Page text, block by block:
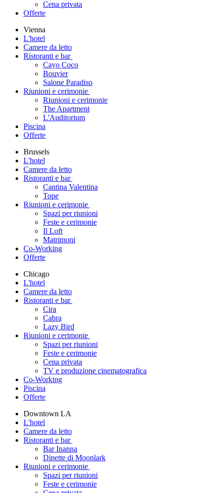
Cena privata
Offerte
Vienna
L'hotel
Camere da letto
Ristoranti e bar
Cayo Coco
Bouvier
Salone Paradiso
Riunioni e cerimonie
Riunioni e cerimonie
The Apartment
L'Auditorium
Piscina
Offerte
Brussels
L'hotel
Camere da letto
Ristoranti e bar
Cantina Valentina
Tope
Riunioni e cerimonie
Spazi per riunioni
Feste e cerimonie
Il Loft
Matrimoni
Co-Working
Offerte
Chicago
L'hotel
Camere da letto
Ristoranti e bar
Cira
Cabra
Lazy Bird
Riunioni e cerimonie
Spazi per riunioni
Feste e cerimonie
Cena privata
TV e produzione cinematografica
Co-Working
Piscina
Offerte
Downtown LA
L'hotel
Camere da letto
Ristoranti e bar
Bar Inanna
Dinette di Moonlark
Riunioni e cerimonie
Spazi per riunioni
Feste e cerimonie